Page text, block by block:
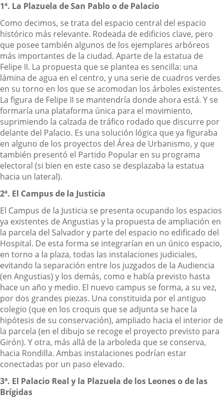
1ª. La Plazuela de San Pablo o de Palacio
Como decimos, se trata del espacio central del espacio
histórico más relevante. Rodeada de edificios clave, pero
que posee también algunos de los ejemplares arbóreos
más importantes de la ciudad. Aparte de la estatua de
Felipe II. La propuesta que se plantea es sencilla: una
lámina de agua en el centro, y una serie de cuadros verdes
en su torno en los que se acomodan los árboles existentes.
La figura de Felipe II se mantendría donde ahora está. Y se
formaría una plataforma única para el movimiento,
suprimiendo la calzada de tráfico rodado que discurre por
delante del Palacio. Es una solución lógica que ya figuraba
en alguno de los proyectos del Área de Urbanismo, y que
también presentó el Partido Popular en su programa
electoral (si bien en este caso se desplazaba la estatua
hacia un lateral).
2ª. El Campus de la Justicia
El Campus de la Justicia se presenta ocupando los espacios
ya existentes de Angustias y la propuesta de ampliación en
la parcela del Salvador y parte del espacio no edificado del
Hospital. De esta forma se integrarían en un único espacio,
en torno a la plaza, todas las instalaciones judiciales,
evitando la separación entre los juzgados de la Audiencia
(en Angustias) y los demás, como e había previsto hasta
hace un año y medio. El nuevo campus se forma, a su vez,
por dos grandes piezas. Una constituida por el antiguo
colegio (que en los croquis que se adjunta se hace la
hipótesis de su conservación), ampliado hacia el interior de
la parcela (en el dibujo se recoge el proyecto previsto para
Girón). Y otra, más allá de la arboleda que se conserva,
hacia Rondilla. Ambas instalaciones podrían estar
conectadas por un paso elevado.
3ª. El Palacio Real y la Plazuela de los Leones o de las
Brígidas